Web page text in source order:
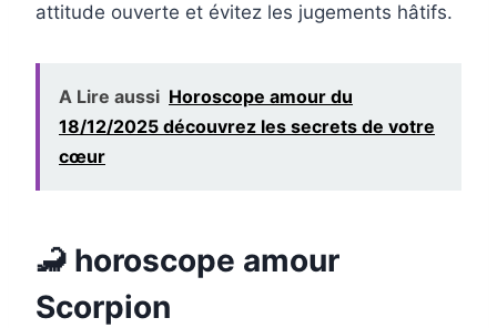
attitude ouverte et évitez les jugements hâtifs.
A Lire aussi Horoscope amour du
18/12/2025 découvrez les secrets de votre
cœur
🦂 horoscope amour
Scorpion